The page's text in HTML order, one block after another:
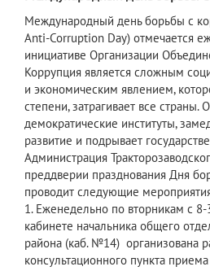
Международный день борьбы с
Anti-Corruption Day) отмечается
инициативе Организации
Коррупция является сложным
и экономическим явлением,
степени, затрагивает все страны.
демократические институты,
развитие и подрывает
Администрация
преддверии празднования Дня
проводит следующие
1. Еженедельно по вторникам с
кабинете начальника общего
района (каб. №14) организована
консультационного пункта